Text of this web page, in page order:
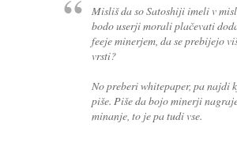
Misliš da so Satoshiji imeli v
bodo userji morali plačevati
feeje minerjem, da se prebijejo
vrsti?
No preberi whitepaper, pa najdi
piše. Piše da bojo minerji
minanje, to je pa tudi vse.